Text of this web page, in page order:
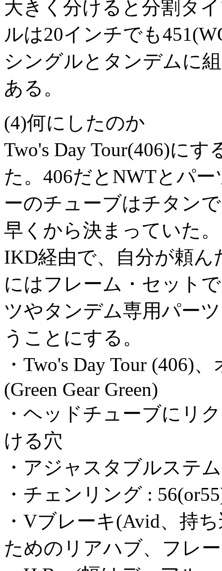
大きく分けると分割タ
ルは20インチでも
シングルとタンデムに
ある。
(4)何にしたのか
Two's Day Tour(406)に
た。406だとNWTとパ
ーのチューブはチタン
早くから決まっていた。
IKD経由で、自分が頼ん
にはフレーム・セット
ツやタンデム専用パー
うことにする。
・Two's Day Tour (406)
(Green Gear Green)
・ヘッドチューブにリ
ける穴
・アジャスタブルステム
・チェンリング :
・Vブレーキ(Avid、持
ためのリアハブ、フレ